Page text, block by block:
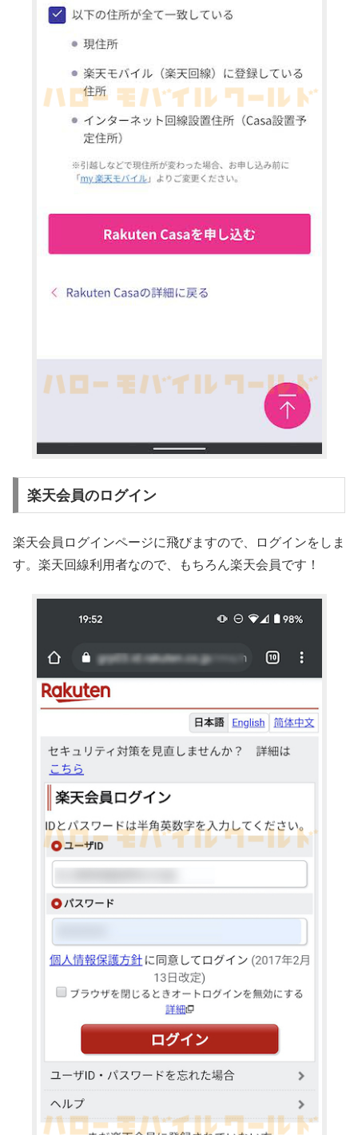
楽天会員のログイン
楽天会員ログインページに飛びますので、ログインをしま
す。楽天回線利用者なので、もちろん楽天会員です！